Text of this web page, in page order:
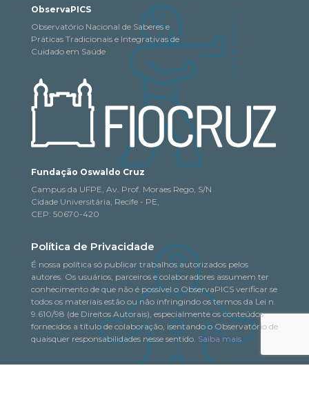
ObservaPICS
Observatório Nacional de Saberes e
Práticas Tradicionais e Integrativas de
Cuidado em Saúde
Fundação Oswaldo Cruz
Campus da UFPE, Av. Prof. Moraes Rego, S/N
Cidade Universitária, Recife - PE,
CEP: 50670-420
Política de Privacidade
É nossa política só publicar trabalhos autorizados pelos
autores. Os usuários, parceiros e colaboradores assumem ter
conhecimento de que não é possível o ObservaPICS verificar se
todos os materiais estão ou não infringindo os termos da Lei n.
9.610/98 (de Direitos Autorais), especialmente os conteúdos
fornecidos a título de colaboração, isentando o Observatório de
quaisquer responsabilidades nesse sentido. Saiba mais